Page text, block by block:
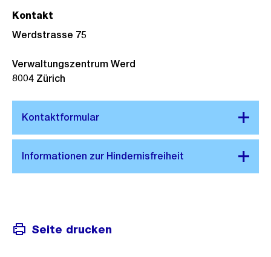
Kontakt
Werdstrasse 75
Verwaltungszentrum Werd
8004 Zürich
Seite drucken